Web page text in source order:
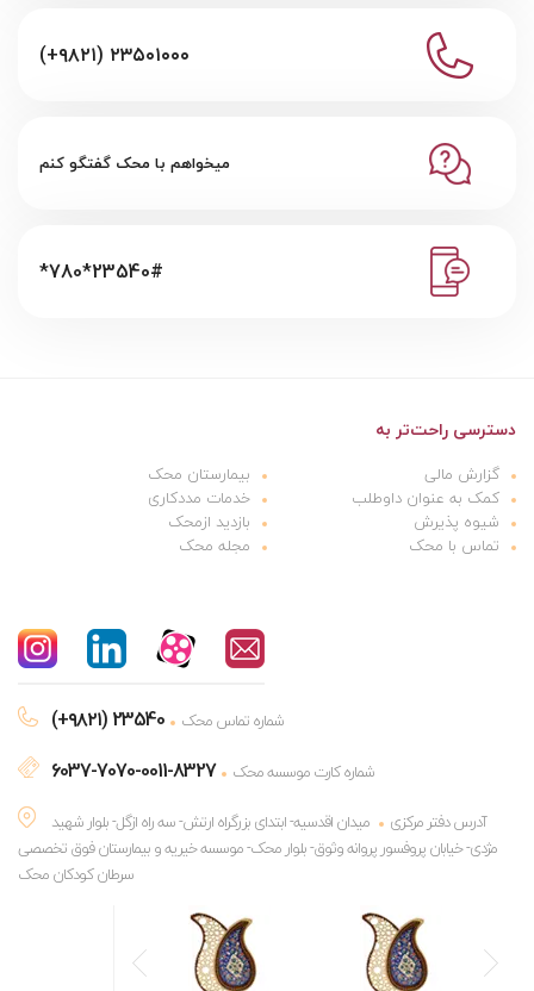
(+۹۸۲۱) ۲۳۵۰۱۰۰۰
میخواهم با محک گفتگو کنم
*780*23540#
دسترسی راحت‌تر به
گزارش مالی
بیمارستان محک
کمک به عنوان داوطلب
خدمات مددکاری
شیوه پذیرش
بازدید ازمحک
تماس با محک
مجله محک
(+۹۸۲۱) 23540 شماره تماس محک
6037-7070-0011-8327
شماره کارت موسسه محک
آدرس دفتر مرکزی
میدان اقدسیه- ابتدای بزرگراه ارتش- سه راه ازگل- بلوار شهید
مژدی- خیابان پروفسور پروانه وثوق- بلوار محک- موسسه خیریه و بیمارستان فوق تخصصی
سرطان کودکان محک